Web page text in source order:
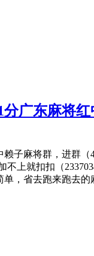
分广东麻将红
子麻将群，进群（
不上就扣扣（
单，省去跑来跑去的